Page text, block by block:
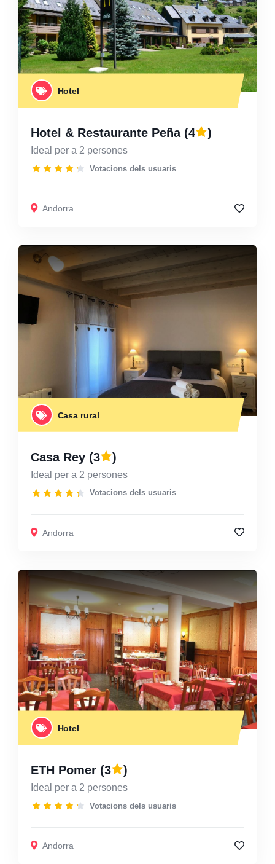
Hotel
Hotel & Restaurante Peña(4 )
Ideal per a 2 persones
Votacions dels usuaris
Andorra
Casa rural
Casa Rey (3 )
Ideal per a 2 persones
Votacions dels usuaris
Andorra
Hotel
ETH Pomer (3 )
Ideal per a 2 persones
Votacions dels usuaris
Andorra